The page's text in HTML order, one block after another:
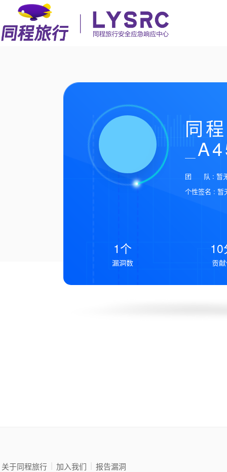
同
团 队 : 暂
个性签名 : 暂
1个
漏洞数
10
贡
关于同程旅行 加入我们 报告漏洞